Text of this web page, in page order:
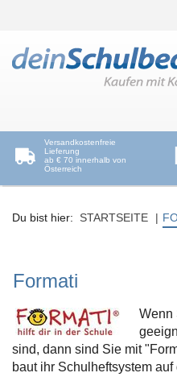
Versandkostenfreie
Lieferung
ab € 70 innerhalb von
Österreich
Du bist hier: STARTSEITE
Formati
Wenn
sind, dann sind Sie mit
baut ihr Schulheftsystem